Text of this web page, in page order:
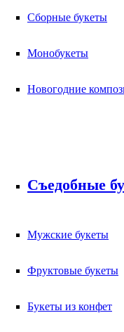
Сборные букеты
Монобукеты
Новогодние
Съедобные
Мужские букеты
Фруктовые букеты
Букеты из конфет